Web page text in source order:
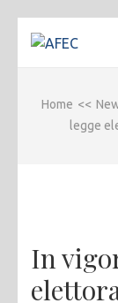
invio)
Home <<
legge
In